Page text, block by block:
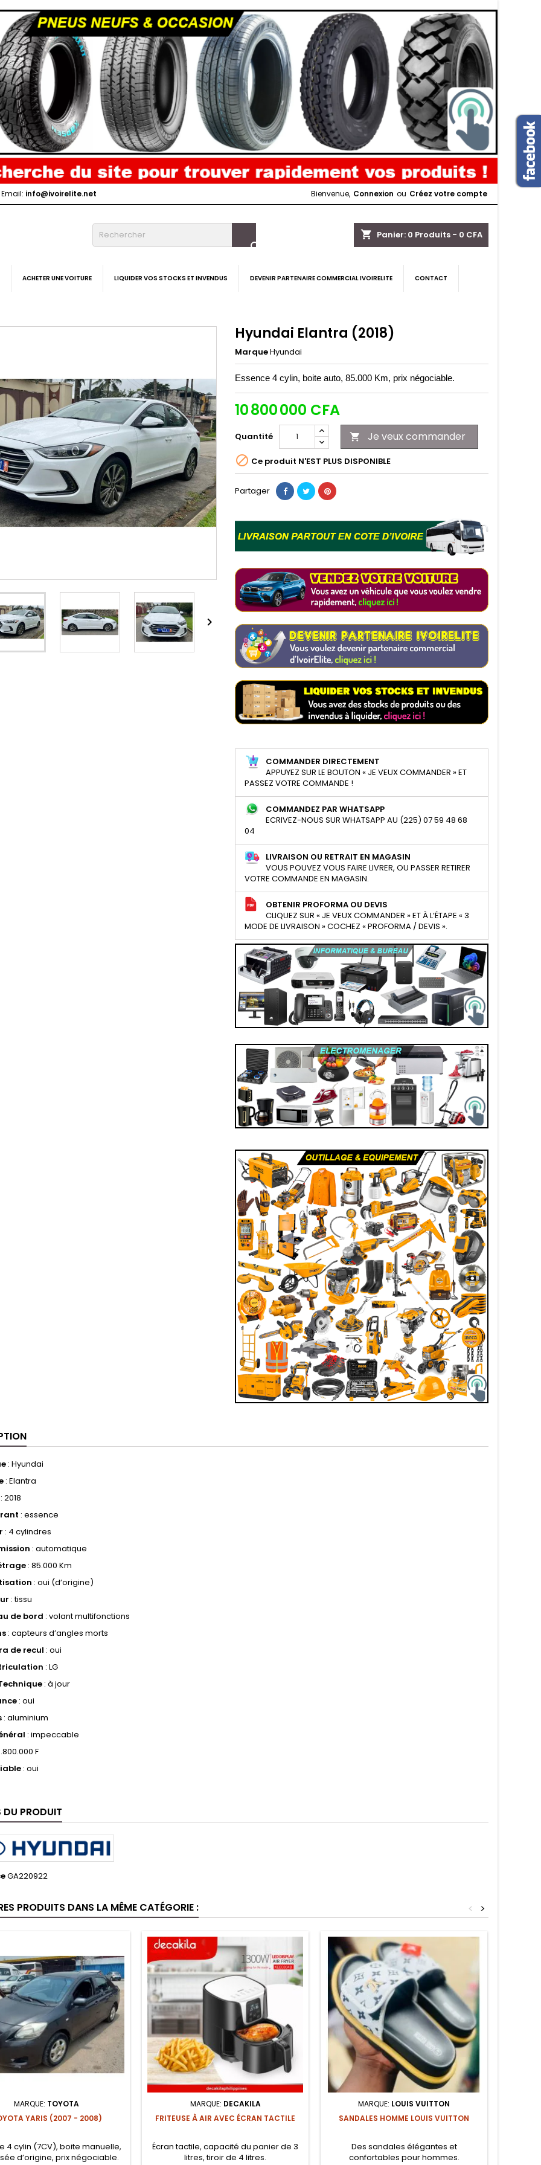
Email: info@ivoirelite.net Bienvenue, Connexion ou Créez votre compte
shopping_cart Panier: 0 Produits - 0 CFA

ACHETER UNE VOITURE LIQUIDER VOS STOCKS ET INVENDUS DEVENIR PARTENAIRE COMMERCIAL IVOIRELITE CONTACT

Hyundai Elantra (2018)
MarqueHyundai
Essence 4 cylin, boite auto, 85.000 Km, prix négociable.
10 800 000 CFA
Quantité  Je veux commander
 Ce produit N'EST PLUS DISPONIBLE
Partager
COMMANDER DIRECTEMENT
APPUYEZ SUR LE BOUTON « JE VEUX COMMANDER » ET
PASSEZ VOTRE COMMANDE !
COMMANDEZ PAR WHATSAPP
ECRIVEZ-NOUS SUR WHATSAPP AU (225) 07 59 48 68
04
LIVRAISON OU RETRAIT EN MAGASIN
VOUS POUVEZ VOUS FAIRE LIVRER, OU PASSER RETIRER
VOTRE COMMANDE EN MAGASIN.
OBTENIR PROFORMA OU DEVIS
CLIQUEZ SUR « JE VEUX COMMANDER » ET À L’ÉTAPE « 3
MODE DE LIVRAISON » COCHEZ « PROFORMA / DEVIS ».
: Hyundai
: Elantra
: 2018
: essence
: 4 cylindres
: automatique
: 85.000 Km
: oui (d’origine)
: tissu
de bord : volant multifonctions
: capteurs d’angles morts
de recul : oui
: LG
: à jour
: oui
: aluminium
: impeccable
F
: oui
DU PRODUIT
GA220922
PRODUITS DANS LA MÊME CATÉGORIE : >
<
MARQUE: TOYOTA
YARIS (2007 - 2008)
4 cylin (7CV), boite manuelle,
d’origine, prix négociable.
MARQUE: DECAKILA
FRITEUSE À AIR AVEC ÉCRAN TACTILE
Écran tactile, capacité du panier de 3
litres, tiroir de 4 litres.
MARQUE: LOUIS VUITTON
SANDALES HOMME LOUIS VUITTON
Des sandales élégantes et
confortables pour hommes.